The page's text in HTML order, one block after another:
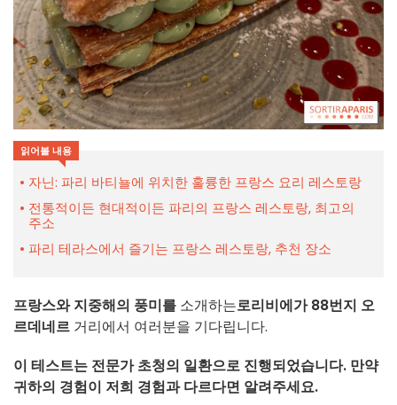
읽어볼 내용
자닌: 파리 바티뇰에 위치한 훌륭한 프랑스 요리 레스토랑
전통적이든 현대적이든 파리의 프랑스 레스토랑, 최고의
주소
파리 테라스에서 즐기는 프랑스 레스토랑, 추천 장소
프랑스와 지중해의 풍미를 소개하는로리비에가 88번지 오
르데네르 거리에서 여러분을 기다립니다.
이 테스트는 전문가 초청의 일환으로 진행되었습니다. 만약
귀하의 경험이 저희 경험과 다르다면 알려주세요.